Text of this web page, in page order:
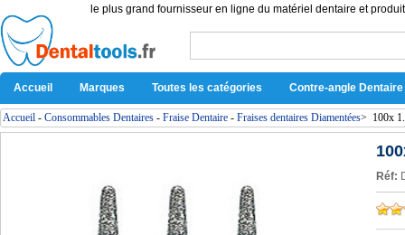
le plus grand fournisseur en ligne du matériel dentaire et
Accueil Marques Toutes les catégories Contre-angle Dentaire
Accueil - Consommables Dentaires - Fraise Dentaire - Fraises dentaires Diamentées> 100x
Réf: